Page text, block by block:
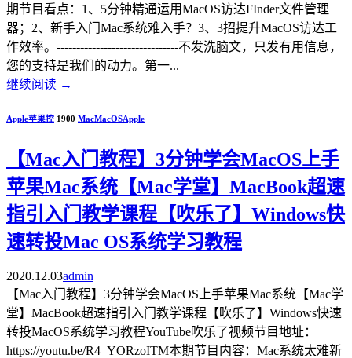
期节目看点：1、5分钟精通运用MacOS访达FInder文件管理
器；2、新手入门Mac系统难入手？3、3招提升MacOS访达工
作效率。-------------------------------不发洗脑文，只发有用信息，
您的支持是我们的动力。第一...
继续阅读 →
Apple苹果控 1900 MacMacOSApple
【Mac入门教程】3分钟学会MacOS上手
苹果Mac系统【Mac学堂】MacBook超速
指引入门教学课程【吹乐了】Windows快
速转投Mac OS系统学习教程
2020.12.03admin
【Mac入门教程】3分钟学会MacOS上手苹果Mac系统【Mac学
堂】MacBook超速指引入门教学课程【吹乐了】Windows快速
转投MacOS系统学习教程YouTube吹乐了视频节目地址：
https://youtu.be/R4_YORzoITM本期节目内容：Mac系统太难新